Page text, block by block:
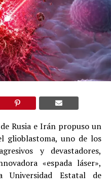
Rusia e Irán propuso un
glioblastoma, uno de los
y devastadores,
«espada láser»,
Universidad Estatal de